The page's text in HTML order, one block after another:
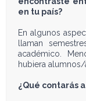
en tu país?
En algunos
llaman
académico.
hubiera alumnos/
¿Qué contarás